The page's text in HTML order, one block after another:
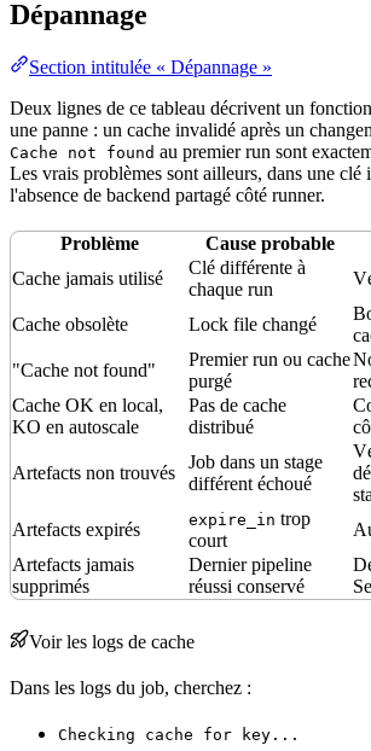
Dépannage
Section intitulée « Dépannage »
Deux lignes de ce tableau décrivent un
une panne : un cache invalidé après un
Cache not found au premier run sont
Les vrais problèmes sont ailleurs, dans une clé
l'absence de backend partagé côté runner.
Problème Cause probable
Cache jamais utilisé
Clé différente à
chaque run
Cache obsolète Lock file changé
"Cache not found"
Premier run ou cache
purgé
Cache OK en local,
KO en autoscale
Pas de cache
distribué
Artefacts non trouvés
Job dans un stage
différent échoué
Artefacts expirés
expire_in trop
court
Artefacts jamais
supprimés
Dernier pipeline
réussi conservé
Voir les logs de cache
Dans les logs du job, cherchez :
Checking cache for key...